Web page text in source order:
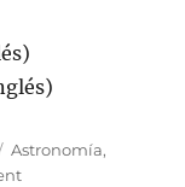
Tags
Astronomía,
on